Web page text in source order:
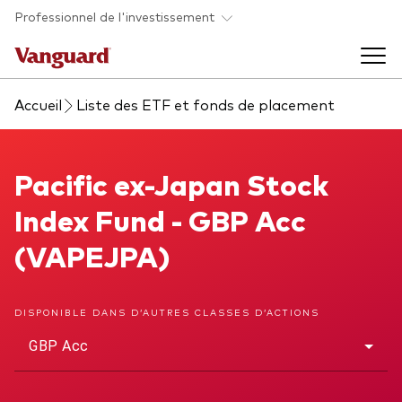
Skip to main content
Professionnel de l'investissement
Fonds et ETFs
Tous les produits
Analyses et événements
Back to main menu
À propos de Vanguard
À propos de Vanguard
Accueil Liste des ETF et fonds de placement
Pacific ex-Japan Stock Index Fund
Pacific ex-Japan Stock
Index Fund - GBP Acc
(VAPEJPA)
DISPONIBLE DANS D’AUTRES CLASSES D’ACTIONS
GBP Acc